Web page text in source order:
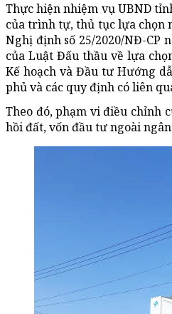
Thực hiện nhiệm vụ UBND
của trình tự, thủ tục lựa chọn
Nghị định số 25/2020/NĐ-CP
của Luật Đấu thầu về lựa
Kế hoạch và Đầu tư Hướng
phủ và các quy định có liên
Theo đó, phạm vi điều chỉnh
hồi đất, vốn đầu tư ngoài ngân